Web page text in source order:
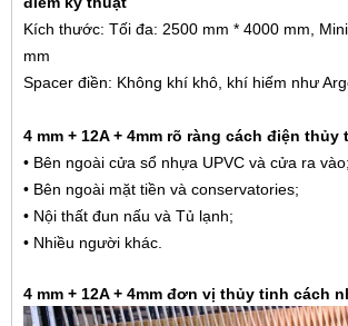
Kích thước: Tối đa: 2500 mm * 4000 mm,
mm
Spacer điền: Không khí khô, khí hiếm như
4 mm + 12A + 4mm rõ ràng cách điện thủy
• Bên ngoài cửa sổ nhựa UPVC và cửa ra vào;
• Bên ngoài mặt tiền và conservatories;
• Nội thất đun nấu và Tủ lạnh;
• Nhiều người khác.
4 mm + 12A + 4mm đơn vị thủy tinh cách